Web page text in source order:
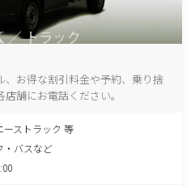
、お得な割引料金や予約、乗り捨
舗にお電話ください。
ーストラック 等
・バスなど